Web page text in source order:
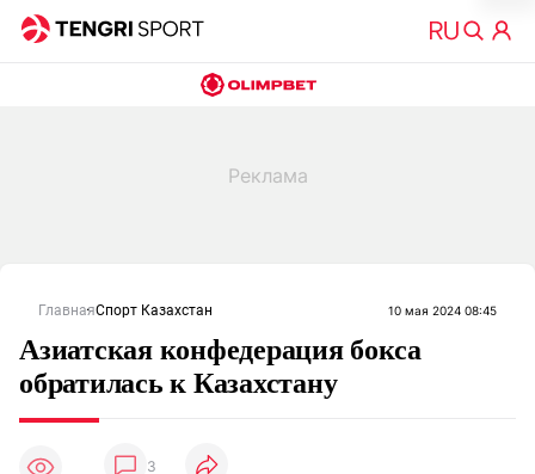
ГлавнаяСпорт Казахстан 10 мая 2024 08:45
Азиатская конфедерация бокса
обратилась к Казахстану
3